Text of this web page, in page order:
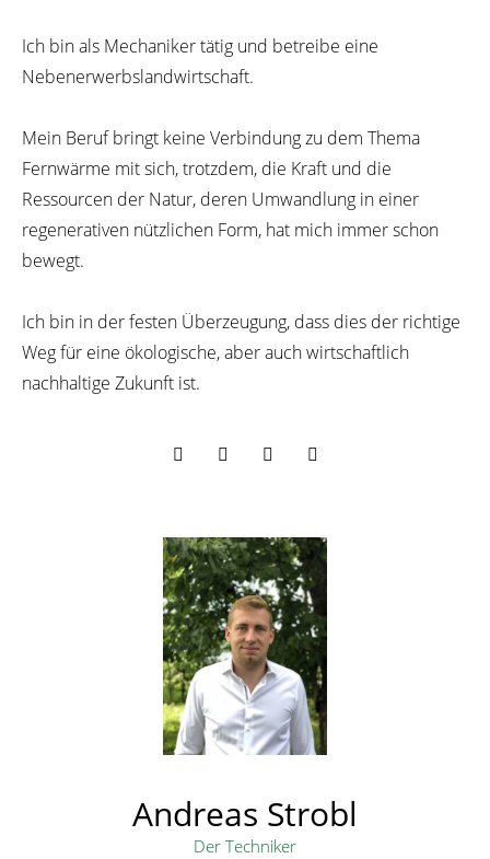
Ich bin als Mechaniker tätig und betreibe eine
Nebenerwerbslandwirtschaft.
Mein Beruf bringt keine Verbindung zu dem Thema
Fernwärme mit sich, trotzdem, die Kraft und die
Ressourcen der Natur, deren Umwandlung in einer
regenerativen nützlichen Form, hat mich immer schon
bewegt.
Ich bin in der festen Überzeugung, dass dies der richtige
Weg für eine ökologische, aber auch wirtschaftlich
nachhaltige Zukunft ist.
Andreas Strobl
Der Techniker